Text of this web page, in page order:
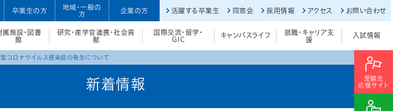
卒業生の方
地域・一般の
方
企業の方 活躍する卒業生 同窓会 採用情報 アクセス お問い合わせ
属施設・図書
館
研究・産学官連携・社会貢
献
国際交流・留学・
GIC
キャンパスライフ
就職・キャリア支
援
入試情報
受験生
応援サイト
コロナウイルス感染症の発生について
新着情報